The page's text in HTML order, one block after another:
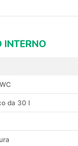
INTERNO
da 30 l